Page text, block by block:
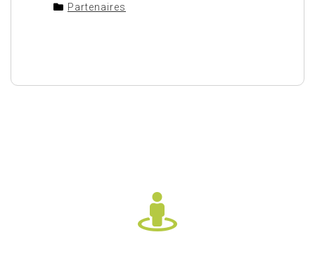
Partenaires